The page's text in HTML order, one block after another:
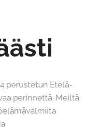
perustetun Etelä-
perinnettä. Meiltä